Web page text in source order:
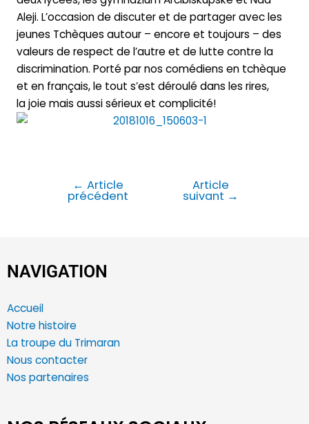
Aleji. L’occasion de discuter et de partager avec les
jeunes Tchèques autour – encore et toujours – des
valeurs de respect de l’autre et de lutte contre la
discrimination. Porté par nos comédiens en tchèque
et en français, le tout s’est déroulé dans les rires,
la joie mais aussi sérieux et complicité!
← Article
précédent
Article
suivant →
NAVIGATION
Accueil
Notre histoire
La troupe du Trimaran
Nous contacter
Nos partenaires